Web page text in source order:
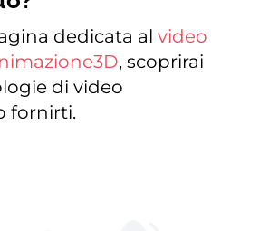
dedicata al video
, scoprirai
di video
fornirti.